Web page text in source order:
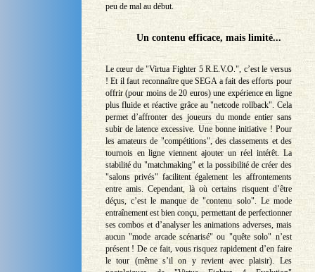
peu de mal au début.
Un contenu efficace, mais limité...
Le cœur de "Virtua Fighter 5 R.E.V.O.", c’est le versus
! Et il faut reconnaître que SEGA a fait des efforts pour
offrir (pour moins de 20 euros) une expérience en ligne
plus fluide et réactive grâce au "netcode rollback". Cela
permet d’affronter des joueurs du monde entier sans
subir de latence excessive. Une bonne initiative ! Pour
les amateurs de "compétitions", des classements et des
tournois en ligne viennent ajouter un réel intérêt. La
stabilité du "matchmaking" et la possibilité de créer des
"salons privés" facilitent également les affrontements
entre amis. Cependant, là où certains risquent d’être
déçus, c’est le manque de "contenu solo". Le mode
entraînement est bien conçu, permettant de perfectionner
ses combos et d’analyser les animations adverses, mais
aucun "mode arcade scénarisé" ou "quête solo" n’est
présent ! De ce fait, vous risquez rapidement d’en faire
le tour (même s’il on y revient avec plaisir). Les